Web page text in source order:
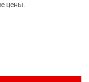
цены.